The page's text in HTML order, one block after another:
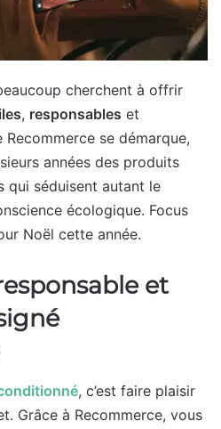
cherchent à offrir
, responsables et
Recommerce se démarque,
années des produits
qui séduisent autant le
écologique. Focus
Noël cette année.
et
, c’est faire plaisir
Grâce à Recommerce, vous